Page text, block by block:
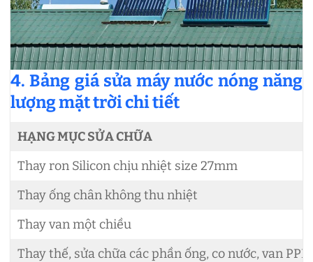
4. Bảng giá sửa máy nước nóng năng
lượng mặt trời chi tiết
HẠNG MỤC SỬA CHỮA
Thay ron Silicon chịu nhiệt size 27mm
Thay ống chân không thu nhiệt
Thay van một chiều
Thay thế, sửa chữa các phần ống, co nước, van